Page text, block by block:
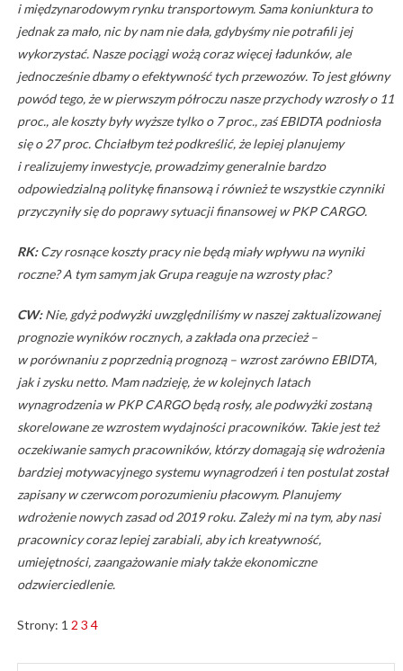
i międzynarodowym rynku transportowym. Sama koniunktura to
jednak za mało, nic by nam nie dała, gdybyśmy nie potrafili jej
wykorzystać. Nasze pociągi wożą coraz więcej ładunków, ale
jednocześnie dbamy o efektywność tych przewozów. To jest główny
powód tego, że w pierwszym półroczu nasze przychody wzrosły o 11
proc., ale koszty były wyższe tylko o 7 proc., zaś EBIDTA podniosła
się o 27 proc. Chciałbym też podkreślić, że lepiej planujemy
i realizujemy inwestycje, prowadzimy generalnie bardzo
odpowiedzialną politykę finansową i również te wszystkie czynniki
przyczyniły się do poprawy sytuacji finansowej w PKP CARGO.
RK:Czy rosnące koszty pracy nie będą miały wpływu na wyniki
roczne? A tym samym jak Grupa reaguje na wzrosty płac?
CW:Nie, gdyż podwyżki uwzględniliśmy w naszej zaktualizowanej
prognozie wyników rocznych, a zakłada ona przecież –
w porównaniu z poprzednią prognozą – wzrost zarówno EBIDTA,
jak i zysku netto. Mam nadzieję, że w kolejnych latach
wynagrodzenia w PKP CARGO będą rosły, ale podwyżki zostaną
skorelowane ze wzrostem wydajności pracowników. Takie jest też
oczekiwanie samych pracowników, którzy domagają się wdrożenia
bardziej motywacyjnego systemu wynagrodzeń i ten postulat został
zapisany w czerwcom porozumieniu płacowym. Planujemy
wdrożenie nowych zasad od 2019 roku. Zależy mi na tym, aby nasi
pracownicy coraz lepiej zarabiali, aby ich kreatywność,
umiejętności, zaangażowanie miały także ekonomiczne
odzwierciedlenie.
Strony: 1 2 3 4